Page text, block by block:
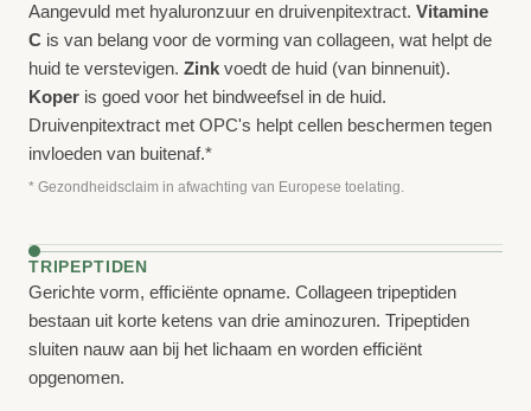
Aangevuld met hyaluronzuur en druivenpitextract. Vitamine
C is van belang voor de vorming van collageen, wat helpt de
huid te verstevigen. Zink voedt de huid (van binnenuit).
Koper is goed voor het bindweefsel in de huid.
Druivenpitextract met OPC's helpt cellen beschermen tegen
invloeden van buitenaf.*
* Gezondheidsclaim in afwachting van Europese toelating.
TRIPEPTIDEN
Gerichte vorm, efficiënte opname. Collageen tripeptiden
bestaan uit korte ketens van drie aminozuren. Tripeptiden
sluiten nauw aan bij het lichaam en worden efficiënt
opgenomen.